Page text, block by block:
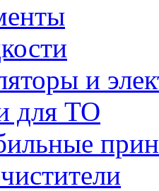
и
для ТО